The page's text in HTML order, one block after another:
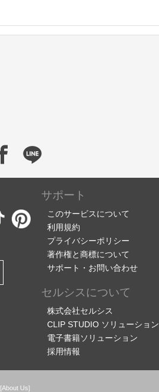
サポート
このサービスについて
利用規約
プライバシーポリシー
著作権と商標について
サポート・お問い合わせ
セルシスについて
株式会社セルシス
CLIP STUDIO ソリューション
電子書籍ソリューション
採用情報
[About Us]